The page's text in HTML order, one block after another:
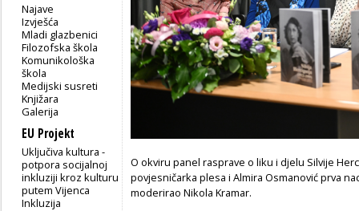
Najave
Izvješća
Mladi glazbenici
Filozofska škola
Komunikološka
škola
Medijski susreti
Knjižara
Galerija
EU Projekt
Uključiva kultura -
potpora socijalnoj
inkluziji kroz kulturu
putem Vijenca
Inkluzija
O okviru panel rasprave o liku i djelu Silvije
povjesničarka plesa i Almira Osmanović prva
moderirao Nikola Kramar.